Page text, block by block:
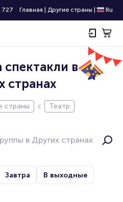
727 Главная Другие страны Ru
в
странах
страны Театр
Завтра В выходные